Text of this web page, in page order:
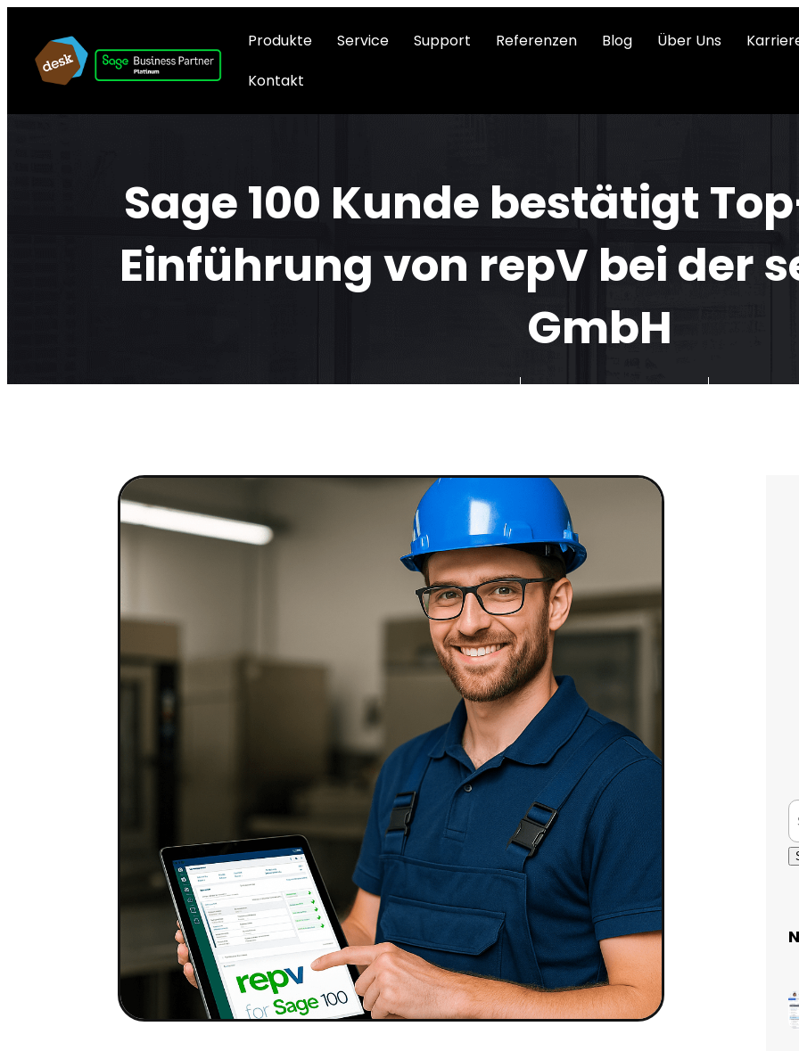
Produkte Service Support Referenzen Blog Über Uns
Kontakt
Sage 100 Kunde bestätigt
Einführung von repV bei der
GmbH